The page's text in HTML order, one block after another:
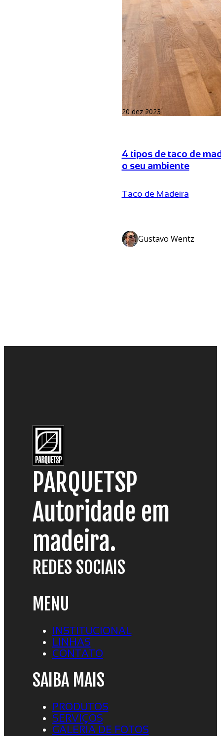
20 dez 2023
4 tipos de taco de
o seu ambiente
Taco de Madeira
Gustavo Wentz
PARQUETSP
Autoridade em
madeira.
REDES SOCIAIS
MENU
INSTITUCIONAL
LINHAS
CONTATO
SAIBA MAIS
PRODUTOS
SERVIÇOS
GALERIA DE FOTOS